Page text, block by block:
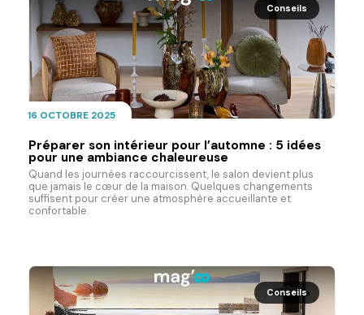
Conseils
16 OCTOBRE 2025
Préparer son intérieur pour l’automne : 5 idées
pour une ambiance chaleureuse
Quand les journées raccourcissent, le salon devient plus
que jamais le cœur de la maison. Quelques changements
suffisent pour créer une atmosphère accueillante et
confortable.
Conseils